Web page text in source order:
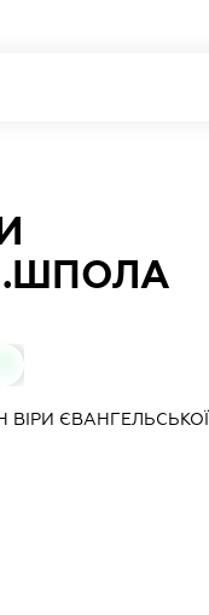
ВІРИ ЄВАНГЕЛЬСЬКОЇ